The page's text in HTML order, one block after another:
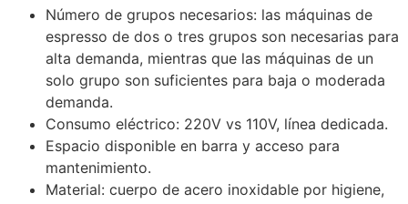
Número de grupos necesarios: las máquinas de
espresso de dos o tres grupos son necesarias para
alta demanda, mientras que las máquinas de un
solo grupo son suficientes para baja o moderada
demanda.
Consumo eléctrico: 220V vs 110V, línea dedicada.
Espacio disponible en barra y acceso para
mantenimiento.
Material: cuerpo de acero inoxidable por higiene,